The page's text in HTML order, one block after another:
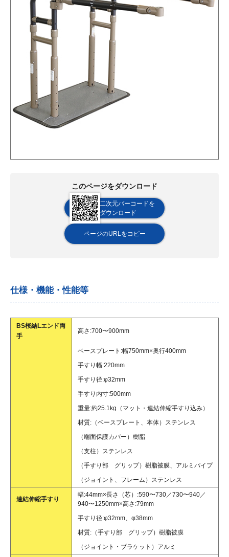
このページをダウンロード
二次元バーコードを
ダウンロード
ページのURLをコピー
仕様・機能・性能等
BS桜結Lエンド両
手
高さ:700〜900mm
ベースプレート:幅750mm×奥行400mm
手すり幅:220mm
手すり径:φ32mm
手すり内寸:500mm
重量:約25.1kg（マット・連結伸縮手すり込み）
材質:（ベースプレート、本体）ステンレス
（端面保護カバー）樹脂
（支柱）ステンレス
（手すり部 グリップ）樹脂被膜、アルミパイプ
（ジョイント、フレーム）ステンレス
連結伸縮手すり
幅:44mm×長さ（芯）:590〜730／730〜940／
940〜1250mm×高さ:79mm
手すり径:φ32mm、φ38mm
材質:（手すり部 グリップ）樹脂被膜
（ジョイント・ブラケット）アルミ